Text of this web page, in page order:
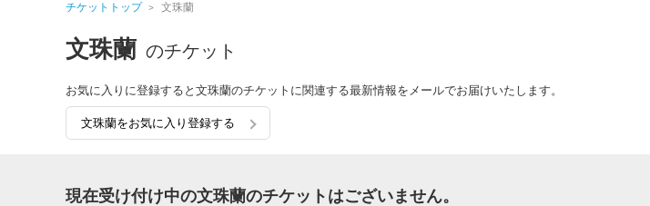
チケットトップ 文珠蘭
文珠蘭 のチケット
お気に入りに登録すると文珠蘭のチケットに関連する最新情報をメールでお届けいたします。
文珠蘭をお気に入り登録する
現在受け付け中の文珠蘭のチケットはございません。